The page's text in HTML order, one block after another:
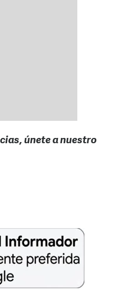
únete a nuestro